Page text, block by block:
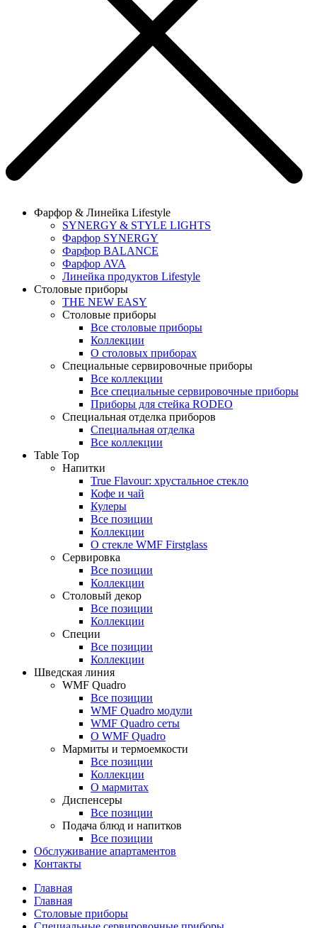
Фарфор & Линейка Lifestyle
SYNERGY & STYLE LIGHTS
Фарфор SYNERGY
Фарфор BALANCE
Фарфор AVA
Линейка продуктов Lifestyle
Столовые приборы
THE NEW EASY
Столовые приборы
Все столовые приборы
Коллекции
О столовых приборах
Специальные сервировочные приборы
Все коллекции
Все специальные сервировочные приборы
Приборы для стейка RODEO
Специальная отделка приборов
Специальная отделка
Все коллекции
Table Top
Напитки
True Flavour: хрустальное стекло
Кофе и чай
Кулеры
Все позиции
Коллекции
О стекле WMF Firstglass
Сервировка
Все позиции
Коллекции
Столовый декор
Все позиции
Коллекции
Специи
Все позиции
Коллекции
Шведская линия
WMF Quadro
Все позиции
WMF Quadro модули
WMF Quadro сеты
О WMF Quadro
Мармиты и термоемкости
Все позиции
Коллекции
О мармитах
Диспенсеры
Все позиции
Подача блюд и напитков
Все позиции
Обслуживание апартаментов
Контакты
Главная
Главная
Столовые приборы